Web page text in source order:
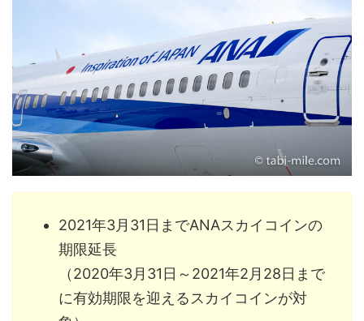
2021年3月31日までANAスカイコインの
期限延長
（2020年3月31日～2021年2月28日まで
に有効期限を迎えるスカイコインが対